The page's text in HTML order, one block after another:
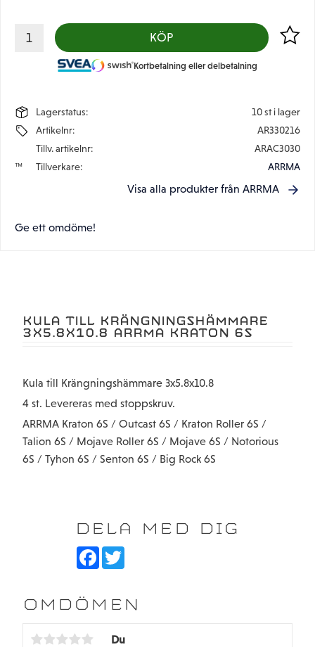
KÖP Lägg
Kortbetalning eller delbetalning
Lagerstatus
10 st i lager
Artikelnr
AR330216
Tillv. artikelnr
ARAC3030
Tillverkare
ARRMA
Visa alla produkter från ARRMA
Ge ett omdöme!
KULA TILL KRÄNGNINGSHÄMMARE
3X5.8X10.8 ARRMA KRATON 6S
Kula till Krängningshämmare 3x5.8x10.8
4 st. Levereras med stoppskruv.
ARRMA Kraton 6S / Outcast 6S / Kraton Roller 6S /
Talion 6S / Mojave Roller 6S / Mojave 6S / Notorious
6S / Tyhon 6S / Senton 6S / Big Rock 6S
DELA MED DIG
F
b
o
T
t
e
OMDÖMEN
Du